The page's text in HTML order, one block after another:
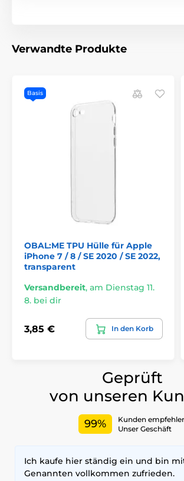
Verwandte Produkte
Basis
OBAL:ME TPU Hülle für Apple
iPhone 7 / 8 / SE 2020 / SE 2022,
transparent
Versandbereit, am Dienstag 11.
8. bei dir
3,85 € In den Korb
Geprüft
von unseren
99%
Kunden
Unser Geschäft
Ich kaufe hier ständig ein und bin
Genannten vollkommen zufrieden.